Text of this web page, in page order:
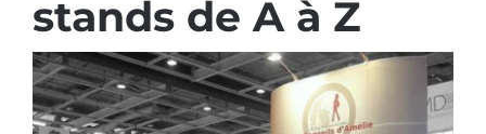
stands de A à Z